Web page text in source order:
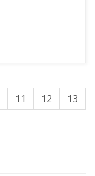
11 12 13